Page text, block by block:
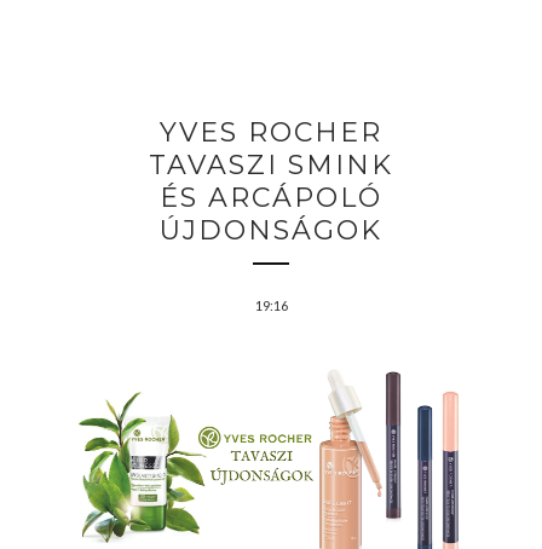
YVES ROCHER
TAVASZI SMINK
ÉS ARCÁPOLÓ
ÚJDONSÁGOK
19:16